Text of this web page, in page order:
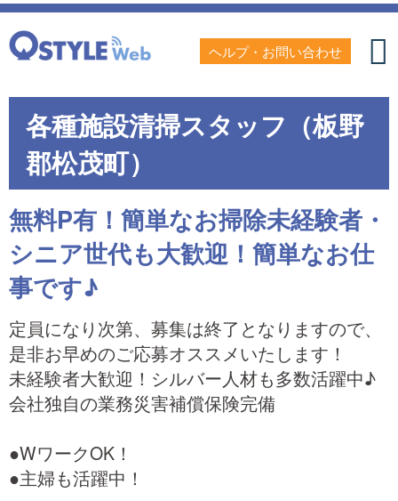
ヘルプ・お問い合わせ
各種施設清掃スタッフ（板野
郡松茂町）
無料P有！簡単なお掃除未経験者・
シニア世代も大歓迎！簡単なお仕
事です♪
定員になり次第、募集は終了となりますので、
是非お早めのご応募オススメいたします！
未経験者大歓迎！シルバー人材も多数活躍中♪
会社独自の業務災害補償保険完備
●WワークOK！
●主婦も活躍中！